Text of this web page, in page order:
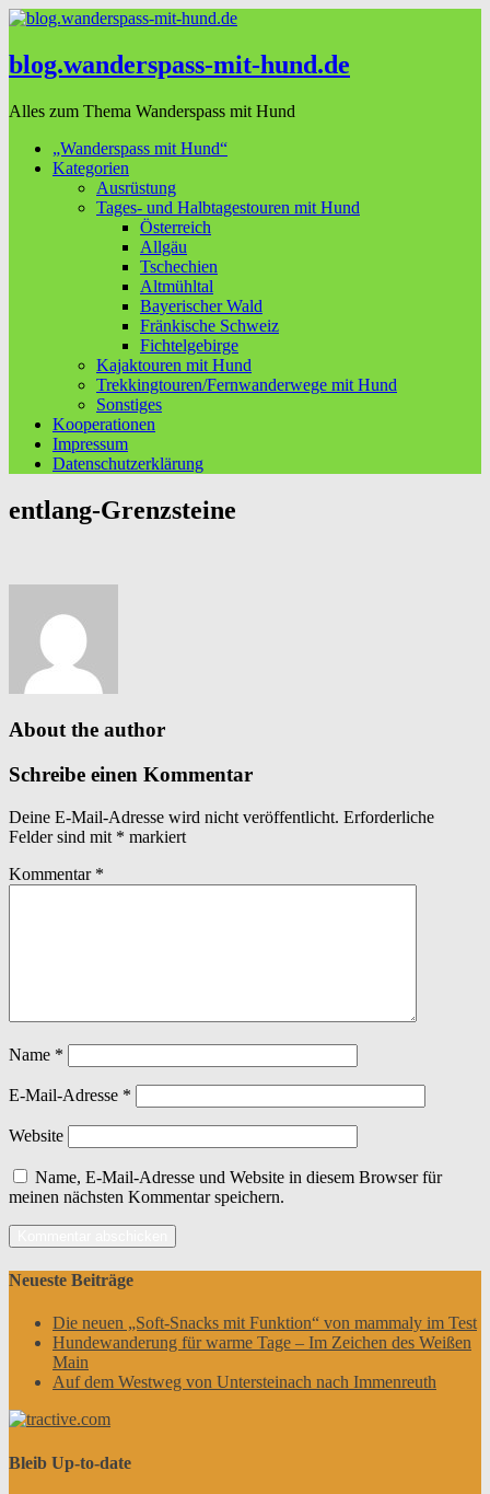
blog.wanderspass-mit-hund.de
Alles zum Thema Wanderspass mit Hund
„Wanderspass mit Hund“
Kategorien
Ausrüstung
Tages- und Halbtagestouren mit Hund
Österreich
Allgäu
Tschechien
Altmühltal
Bayerischer Wald
Fränkische Schweiz
Fichtelgebirge
Kajaktouren mit Hund
Trekkingtouren/Fernwanderwege mit Hund
Sonstiges
Kooperationen
Impressum
Datenschutzerklärung
entlang-Grenzsteine
About the author
Schreibe einen Kommentar
Deine E-Mail-Adresse wird nicht veröffentlicht. Erforderliche
Felder sind mit * markiert
Kommentar *
Name *
E-Mail-Adresse *
Website
Name, E-Mail-Adresse und Website in diesem Browser für
meinen nächsten Kommentar speichern.
Neueste Beiträge
Die neuen „Soft-Snacks mit Funktion“ von mammaly im Test
Hundewanderung für warme Tage – Im Zeichen des Weißen
Main
Auf dem Westweg von Untersteinach nach Immenreuth
Bleib Up-to-date